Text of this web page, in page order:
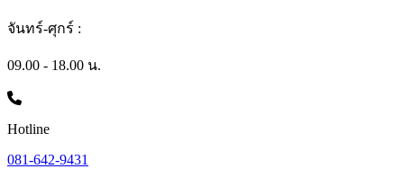
จันทร์-ศุกร์ :
09.00 - 18.00 น.
Hotline
081-642-9431